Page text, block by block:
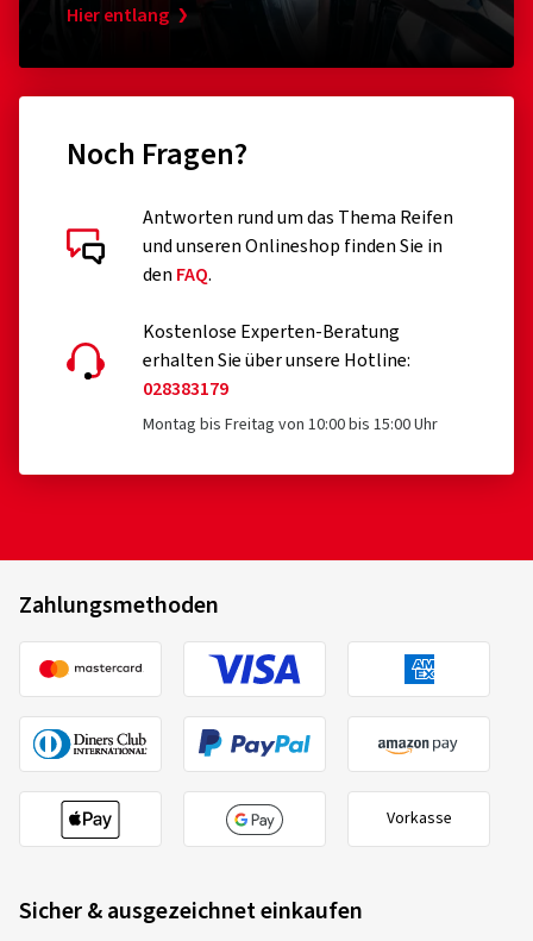
(0)
Hier entlang
Noch Fragen?
Antworten rund um das Thema Reifen
und unseren Onlineshop finden Sie in
den FAQ.
Kostenlose Experten-Beratung
erhalten Sie über unsere Hotline:
028383179
Montag bis Freitag von 10:00 bis 15:00 Uhr
Zahlungsmethoden
Vorkasse
Sicher & ausgezeichnet einkaufen